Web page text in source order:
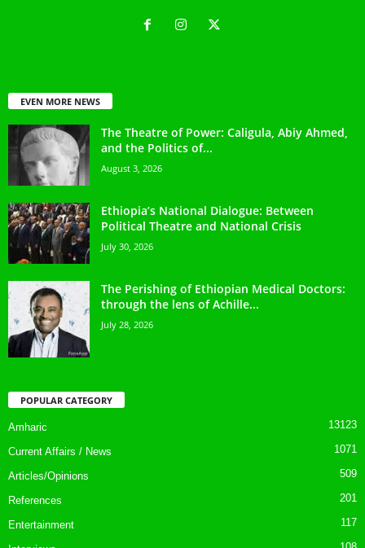
EVEN MORE NEWS
The Theatre of Power: Caligula, Abiy Ahmed,
and the Politics of...
August 3, 2026
Ethiopia’s National Dialogue: Between
Political Theatre and National Crisis
July 30, 2026
The Perishing of Ethiopian Medical Doctors:
through the lens of Achille...
July 28, 2026
POPULAR CATEGORY
Amharic 13123
Current Affairs / News 1071
Articles/Opinions 509
References 201
Entertainment 117